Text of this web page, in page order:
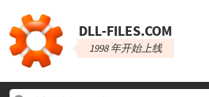
DLL‑FILES.COM
1998 年开始上线